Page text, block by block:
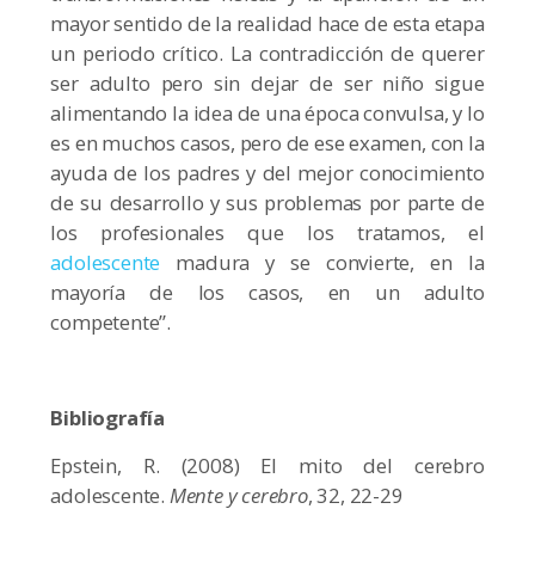
mayor sentido de la realidad hace de esta etapa
un periodo crítico. La contradicción de querer
ser adulto pero sin dejar de ser niño sigue
alimentando la idea de una época convulsa, y lo
es en muchos casos, pero de ese examen, con la
ayuda de los padres y del mejor conocimiento
de su desarrollo y sus problemas por parte de
los profesionales que los tratamos, el
adolescente madura y se convierte, en la
mayoría de los casos, en un adulto
competente”.
Bibliografía
Epstein, R. (2008) El mito del cerebro
adolescente. Mente y cerebro, 32, 22-29